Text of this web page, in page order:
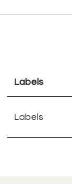
Labels
Labels